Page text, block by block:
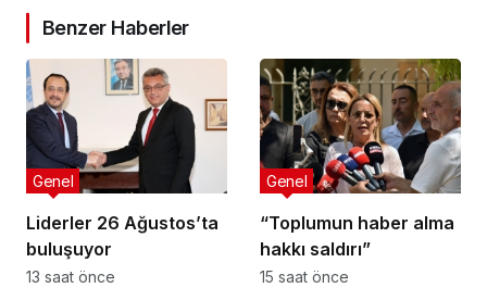
Benzer Haberler
Liderler 26 Ağustos’ta
buluşuyor
Genel
13 saat önce
“Toplumun haber alma
hakkı saldırı”
Genel
15 saat önce